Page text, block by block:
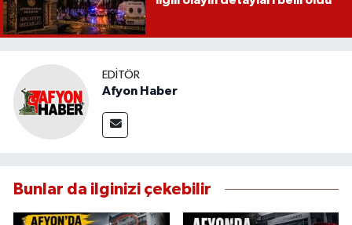
EDITÖR
Afyon Haber
Bunlar da ilginizi çekebilir